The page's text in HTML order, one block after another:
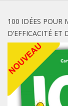
100 IDÉES POUR
D’EFFICACITÉ ET